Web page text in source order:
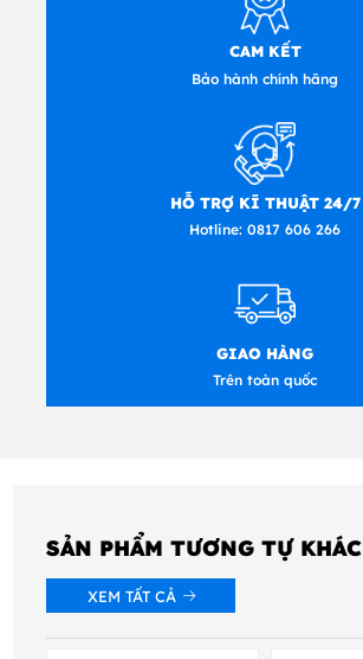
CAM KẾT
Bảo hành chính hãng
HỖ TRỢ KĨ THUẬT 24/7
Hotline: 0817 606 266
GIAO HÀNG
Trên toàn quốc
SẢN PHẨM TƯƠNG TỰ KHÁC
XEM TẤT CẢ